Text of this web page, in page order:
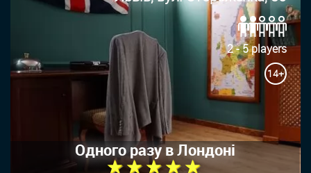
2 - 5 players
14+
Одного разу в Лондоні
★ ★ ★ ★ ★